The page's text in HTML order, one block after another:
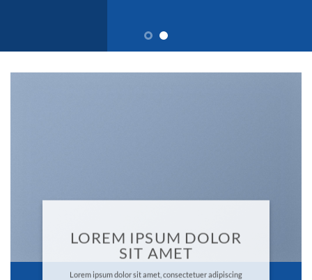
LOREM IPSUM DOLOR
SIT AMET
Lorem ipsum dolor sit amet, consectetuer adipiscing